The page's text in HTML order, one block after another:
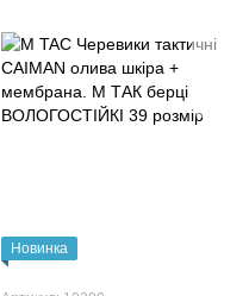
Новинка